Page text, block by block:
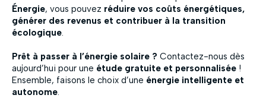
Énergie, vous pouvez réduire vos coûts énergétiques,
générer des revenus et contribuer à la transition
écologique.
Prêt à passer à l’énergie solaire ? Contactez-nous dès
aujourd’hui pour une étude gratuite et personnalisée !
Ensemble, faisons le choix d’une énergie intelligente et
autonome.